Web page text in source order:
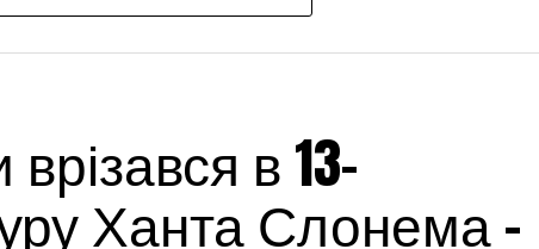
в 13-
Ханта Слонема –